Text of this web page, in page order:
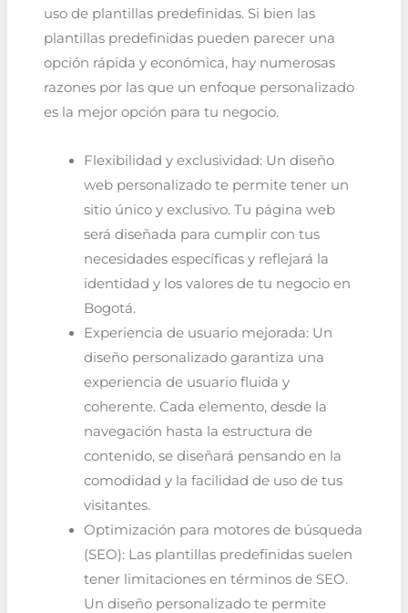
uso de plantillas predefinidas. Si bien las
plantillas predefinidas pueden parecer una
opción rápida y económica, hay numerosas
razones por las que un enfoque personalizado
es la mejor opción para tu negocio.
Flexibilidad y exclusividad: Un diseño
web personalizado te permite tener un
sitio único y exclusivo. Tu página web
será diseñada para cumplir con tus
necesidades específicas y reflejará la
identidad y los valores de tu negocio en
Bogotá.
Experiencia de usuario mejorada: Un
diseño personalizado garantiza una
experiencia de usuario fluida y
coherente. Cada elemento, desde la
navegación hasta la estructura de
contenido, se diseñará pensando en la
comodidad y la facilidad de uso de tus
visitantes.
Optimización para motores de búsqueda
(SEO): Las plantillas predefinidas suelen
tener limitaciones en términos de SEO.
Un diseño personalizado te permite